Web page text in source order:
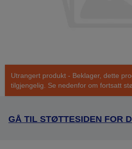
Utrangert produkt - Beklager, dette
tilgjengelig. Se nedenfor om fortsatt
GÅ TIL STØTTESIDEN FOR